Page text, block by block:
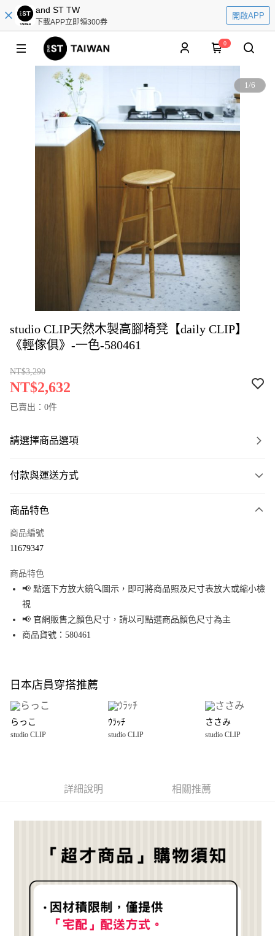
and ST TW
下載APP立即領300券
開啟APP
0
1/6
studio CLIP天然木製高腳椅凳【daily CLIP】
《輕傢俱》-一色-580461
NT$3,290
NT$2,632
已賣出：0件
請選擇商品選項
付款與運送方式
信用卡一次付款
街口支付
悠遊付
Google Pay
大哥付你分期
相關說明
【大哥付你分期使用說明】
1.本服務由台灣大哥大提供，台灣大哥大用戶可立即使用無須另外申請。
2.付款方式選擇「大哥付你分期」，訂單成立後會自動跳轉到大哥付的交易
流程，驗證手機門號後，選擇欲分期的期數、繳款截止日，確認付款後即完
消。如遇「轉專審核」未通過狀況，表示未達大哥付你分期系統評分，恕無
法說明評估內容。
帳／街口支付／iPASS MONEY」等通路繳費。
1.本服務係由「台灣大哥大股份有限公司」（以下簡稱本公司）所提供，讓
買賣價金債權讓與本公司後，依約使用本公司帳單繳交帳款。
2.基於同意付款使用「大哥付你分期」之契約關係目的，商店將以您的個人
資料（包含姓名、電話或地址）提供予台灣大哥大進項蒐集、處理及利用，
相關說明
２．便利：只要手機號碼，簡訊認證，即可結帳。
【「AFTEE先享後付」結帳流程】
２．訂單成立數日內，您將收到繳費通知簡訊。
３．收到繳費通知簡訊後14天內，點擊此簡訊中的連結，可透過四大超商／
※ 請注意：結帳手續完成當下不需立刻繳費，但若您需要取消訂單，請聯絡
後付繳納相關費用。
※ 交易是否成功請以「AFTEE先享後付 」之結帳頁面顯示為準，若有關於
是否繳費成功／繳費後需取消欲退款等相關疑問，請聯繫「AFTEE先享後付
商品特色
商品編號
11679347
商品特色
📢 點選下方放大鏡🔍圖示，即可將商品照及尺寸表放大或縮小檢
視
📢 官網販售之顏色尺寸，請以可點選商品顏色尺寸為主
商品貨號：580461
日本店員穿搭推薦
らっこ
studio CLIP
ｳﾗｯﾁ
studio CLIP
ささみ
studio CLIP
詳細說明 相關推薦